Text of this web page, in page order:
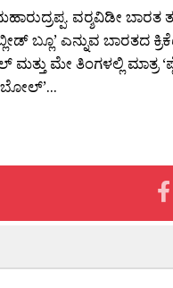
ವರ‍್ಶವಿಡೀ ಬಾರತ
ಬ್ಲೂ’ ಎನ್ನುವ ಬಾರತದ
ಮೇ ತಿಂಗಳಲ್ಲಿ ಮಾತ್ರ
ಬೋಲ್’...